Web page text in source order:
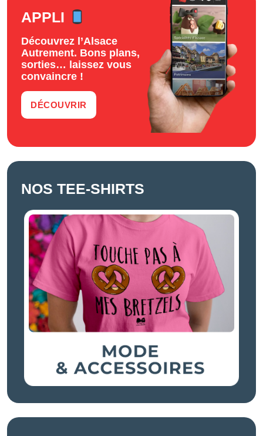
APPLI
Découvrez l’Alsace
Autrement. Bons plans,
sorties… laissez vous
convaincre !
DÉCOUVRIR
NOS TEE-SHIRTS